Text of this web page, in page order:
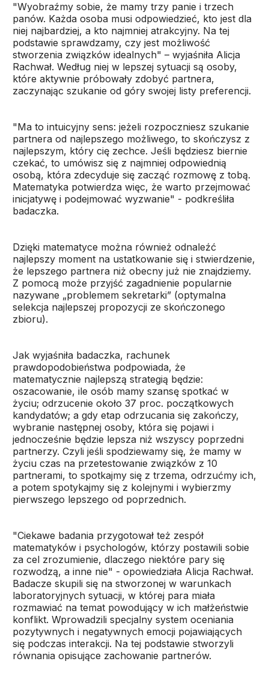
"Wyobraźmy sobie, że mamy trzy panie i trzech
panów. Każda osoba musi odpowiedzieć, kto jest dla
niej najbardziej, a kto najmniej atrakcyjny. Na tej
podstawie sprawdzamy, czy jest możliwość
stworzenia związków idealnych" – wyjaśniła Alicja
Rachwał. Według niej w lepszej sytuacji są osoby,
które aktywnie próbowały zdobyć partnera,
zaczynając szukanie od góry swojej listy preferencji.
"Ma to intuicyjny sens: jeżeli rozpoczniesz szukanie
partnera od najlepszego możliwego, to skończysz z
najlepszym, który cię zechce. Jeśli będziesz biernie
czekać, to umówisz się z najmniej odpowiednią
osobą, która zdecyduje się zacząć rozmowę z tobą.
Matematyka potwierdza więc, że warto przejmować
inicjatywę i podejmować wyzwanie" - podkreśliła
badaczka.
Dzięki matematyce można również odnaleźć
najlepszy moment na ustatkowanie się i stwierdzenie,
że lepszego partnera niż obecny już nie znajdziemy.
Z pomocą może przyjść zagadnienie popularnie
nazywane „problemem sekretarki” (optymalna
selekcja najlepszej propozycji ze skończonego
zbioru).
Jak wyjaśniła badaczka, rachunek
prawdopodobieństwa podpowiada, że
matematycznie najlepszą strategią będzie:
oszacowanie, ile osób mamy szansę spotkać w
życiu; odrzucenie około 37 proc. początkowych
kandydatów; a gdy etap odrzucania się zakończy,
wybranie następnej osoby, która się pojawi i
jednocześnie będzie lepsza niż wszyscy poprzedni
partnerzy. Czyli jeśli spodziewamy się, że mamy w
życiu czas na przetestowanie związków z 10
partnerami, to spotkajmy się z trzema, odrzućmy ich,
a potem spotykajmy się z kolejnymi i wybierzmy
pierwszego lepszego od poprzednich.
"Ciekawe badania przygotował też zespół
matematyków i psychologów, którzy postawili sobie
za cel zrozumienie, dlaczego niektóre pary się
rozwodzą, a inne nie" - opowiedziała Alicja Rachwał.
Badacze skupili się na stworzonej w warunkach
laboratoryjnych sytuacji, w której para miała
rozmawiać na temat powodujący w ich małżeństwie
konflikt. Wprowadzili specjalny system oceniania
pozytywnych i negatywnych emocji pojawiających
się podczas interakcji. Na tej podstawie stworzyli
równania opisujące zachowanie partnerów.